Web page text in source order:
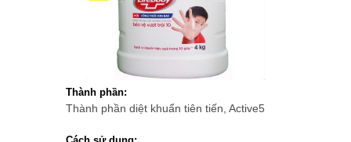
Thành phần:
Thành phần diệt khuẩn tiên tiến, Active5